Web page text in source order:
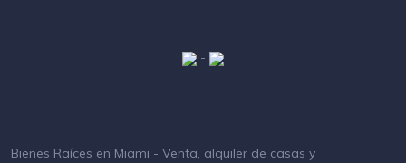
-
Bienes Raíces en Miami - Venta, alquiler de casas y